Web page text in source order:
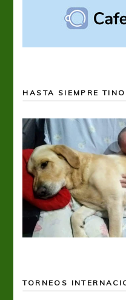
HASTA SIEMPRE TINO
TORNEOS